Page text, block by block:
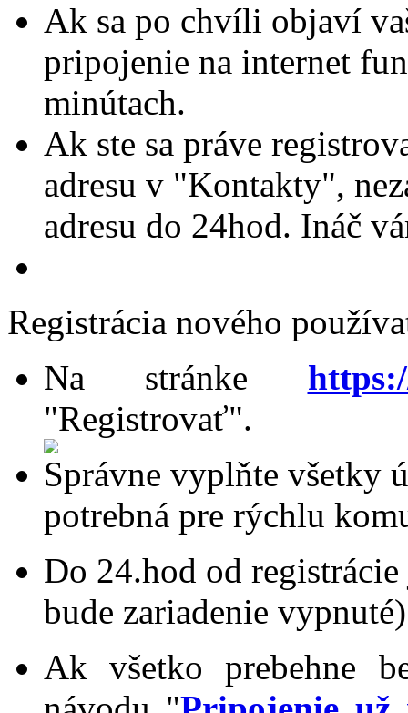
Ak sa po chvíli objaví
pripojenie na internet
minútach.
Ak ste sa práve
adresu v "Kontakty",
adresu do 24hod. Ináč
Registrácia nového
Na stránke
"Registrovať".
Správne vyplňte všetky
potrebná pre rýchlu
Do 24.hod od
bude zariadenie
Ak všetko prebehne